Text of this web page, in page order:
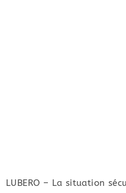
LUBERO – La situation